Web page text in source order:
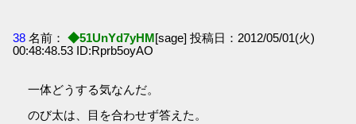
38 名前： ◆51UnYd7yHM[sage] 投稿日：2012/05/01(火)
00:48:48.53 ID:Rprb5oyAO
一体どうする気なんだ。
のび太は、目を合わせず答えた。